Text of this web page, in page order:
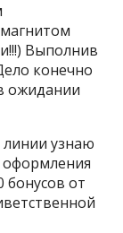
Выполнив
конечно
ожидании
линии узнаю
оформления
от